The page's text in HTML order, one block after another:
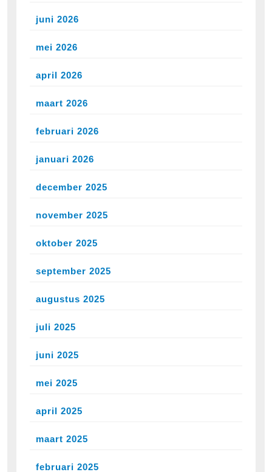
juni 2026
mei 2026
april 2026
maart 2026
februari 2026
januari 2026
december 2025
november 2025
oktober 2025
september 2025
augustus 2025
juli 2025
juni 2025
mei 2025
april 2025
maart 2025
februari 2025